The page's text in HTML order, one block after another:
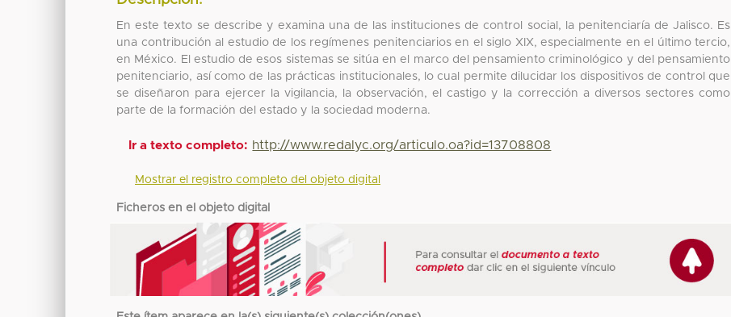
En este texto se describe y examina una de las instituciones de control social, la penitenciaría de Jalisco. Es
una contribución al estudio de los regímenes penitenciarios en el siglo XIX, especialmente en el último tercio,
en México. El estudio de esos sistemas se sitúa en el marco del pensamiento criminológico y del pensamiento
penitenciario, así como de las prácticas institucionales, lo cual permite dilucidar los dispositivos de control que
se diseñaron para ejercer la vigilancia, la observación, el castigo y la corrección a diversos sectores como
parte de la formación del estado y la sociedad moderna.
Ir a texto completo: http://www.redalyc.org/articulo.oa?id=13708808
Mostrar el registro completo del objeto digital
Ficheros en el objeto digital